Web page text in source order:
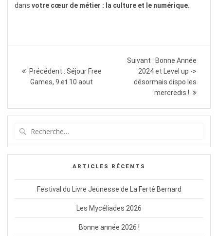
dans votre cœur de métier : la culture et le numérique.
de Précédent : Article
précédent
Séjour Free
Games, 9 et 10 aout
Suivant : Article
suivant
:
Bonne Année
2024 et Level up ->
désormais dispo les
mercredis !
:
ARTICLES RÉCENTS
Festival du Livre Jeunesse de La Ferté Bernard
Les Mycéliades 2026
Bonne année 2026 !